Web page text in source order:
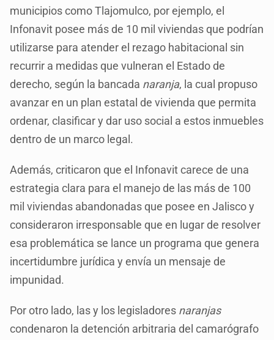
municipios como Tlajomulco, por ejemplo, el
Infonavit posee más de 10 mil viviendas que podrían
utilizarse para atender el rezago habitacional sin
recurrir a medidas que vulneran el Estado de
derecho, según la bancada naranja, la cual propuso
avanzar en un plan estatal de vivienda que permita
ordenar, clasificar y dar uso social a estos inmuebles
dentro de un marco legal.
Además, criticaron que el Infonavit carece de una
estrategia clara para el manejo de las más de 100
mil viviendas abandonadas que posee en Jalisco y
consideraron irresponsable que en lugar de resolver
esa problemática se lance un programa que genera
incertidumbre jurídica y envía un mensaje de
impunidad.
Por otro lado, las y los legisladores naranjas
condenaron la detención arbitraria del camarógrafo